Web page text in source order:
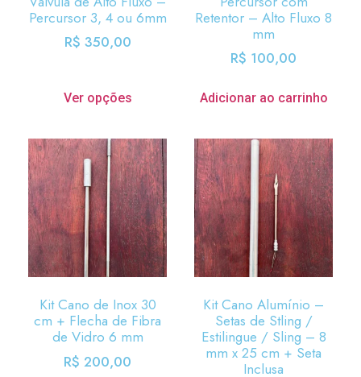
Percursor 3, 4 ou 6mm
R$ 350,00
Ver opções
Retentor – Alto Fluxo 8
mm
R$ 100,00
Adicionar ao carrinho
Kit Cano de Inox 30
cm + Flecha de Fibra
de Vidro 6 mm
R$ 200,00
Kit Cano Alumínio –
Setas de Stling /
Estilingue / Sling – 8
mm x 25 cm + Seta
Inclusa